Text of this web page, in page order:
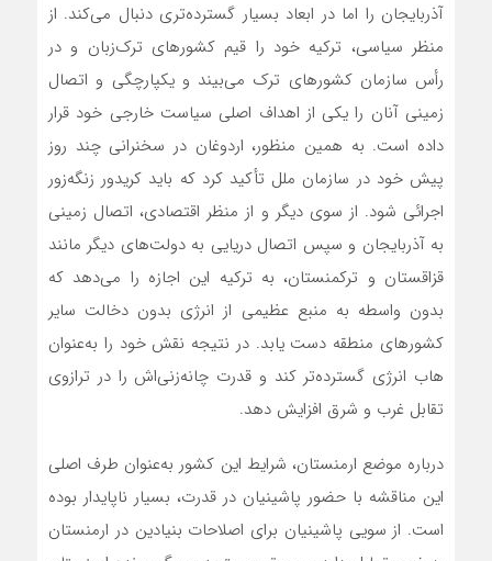
آذربایجان را اما در ابعاد بسیار گسترده‌تری دنبال می‌کند. از
منظر سیاسی، ترکیه خود را قیم کشورهای ترک‌زبان و در
رأس سازمان کشورهای ترک می‌بیند و یکپارچگی و اتصال
زمینی آنان را یکی از اهداف اصلی سیاست خارجی خود قرار
داده است. به همین منظور، اردوغان در سخنرانی چند روز
پیش خود در سازمان ملل تأکید کرد که باید کریدور زنگه‌زور
اجرائی شود. از سوی دیگر و از منظر اقتصادی، اتصال زمینی
به آذربایجان و سپس اتصال دریایی به دولت‌های دیگر مانند
قزاقستان و ترکمنستان، به ترکیه این اجازه را می‌دهد که
بدون واسطه به منبع عظیمی از انرژی بدون دخالت سایر
کشورهای منطقه دست یابد. در نتیجه نقش خود را به‌عنوان
هاب انرژی گسترده‌تر کند و قدرت چانه‌زنی‌اش را در ترازوی
تقابل غرب و شرق افزایش دهد.
درباره موضع ارمنستان، شرایط این کشور به‌عنوان طرف اصلی
این مناقشه با حضور پاشینیان در قدرت، بسیار ناپایدار بوده
است. از سویی پاشینیان برای اصلاحات بنیادین در ارمنستان